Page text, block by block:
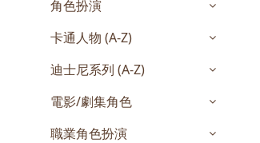
角色扮演
卡通人物 (A-Z)
迪士尼系列 (A-Z)
電影/劇集角色
職業角色扮演